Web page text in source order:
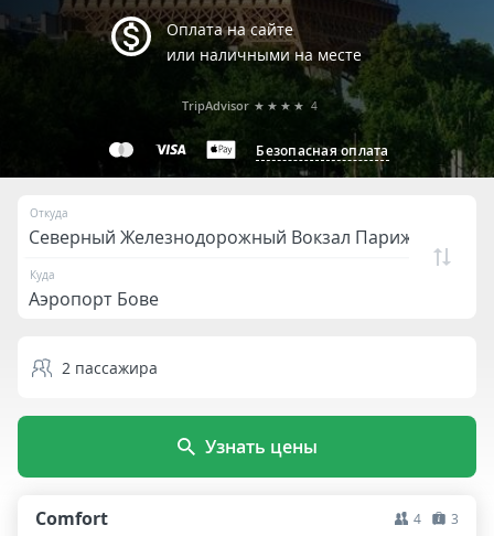
Оплата на сайте
или наличными на месте
Безопасная оплата
TripAdvisor ★★★★ 4
Откуда
Куда
2 пассажира
Узнать цены
Comfort 4 3